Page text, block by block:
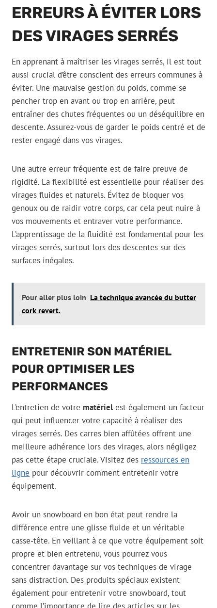
ERREURS À ÉVITER LORS
DES VIRAGES SERRÉS
En apprenant à maîtriser les virages serrés, il est tout
aussi crucial d’être conscient des erreurs communes à
éviter. Une mauvaise gestion du poids, comme se
pencher trop en avant ou trop en arrière, peut
entraîner des chutes fréquentes ou un déséquilibre en
descente. Assurez-vous de garder le poids centré et de
rester engagé dans vos virages.
Une autre erreur fréquente est de faire preuve de
rigidité. La flexibilité est essentielle pour réaliser des
virages fluides et naturels. Évitez de bloquer vos
genoux ou de raidir votre corps, car cela peut nuire à
vos mouvements et entraver votre performance.
L’apprentissage de la fluidité est fondamental pour les
virages serrés, surtout lors des descentes sur des
surfaces inégales.
Pour aller plus loin La technique avancée du butter
cork revert.
ENTRETENIR SON MATÉRIEL
POUR OPTIMISER LES
PERFORMANCES
L’entretien de votre matériel est également un facteur
qui peut influencer votre capacité à réaliser des
virages serrés. Des carres bien affûtées offrent une
meilleure adhérence lors des virages, alors négligez
pas cette étape cruciale. Visitez des ressources en
ligne pour découvrir comment entretenir votre
équipement.
Avoir un snowboard en bon état peut rendre la
différence entre une glisse fluide et un véritable
casse-tête. En veillant à ce que votre équipement soit
propre et bien entretenu, vous pourrez vous
concentrer davantage sur vos techniques de virage
sans distraction. Des produits spéciaux existent
également pour entretenir votre snowboard, tout